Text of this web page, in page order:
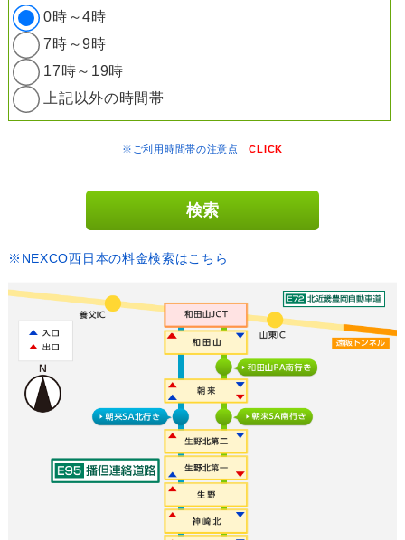
0時～4時
7時～9時
17時～19時
上記以外の時間帯
※ご利用時間帯の注意点CLICK
※NEXCO西日本の料金検索はこちら